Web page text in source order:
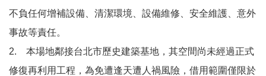
不負任何增補設備、清潔環境、設備維修、安全維護、意外
事故等責任。
2. 本場地鄰接台北市歷史建築基地，其空間尚未經過正式
修復再利用工程，為免遭逢天遭人禍風險，借用範圍僅限於